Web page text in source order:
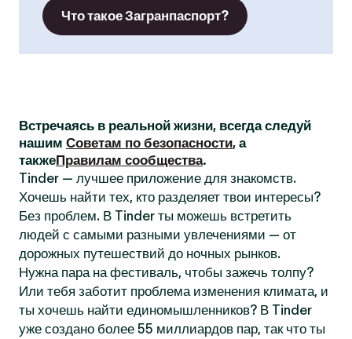
Что такое Загранпаспорт?
Встречаясь в реальной жизни, всегда следуй
нашим Советам по безопасности, а
такжеПравилам сообщества.
Tinder — лучшее приложение для знакомств.
Хочешь найти тех, кто разделяет твои интересы?
Без проблем. В Tinder ты можешь встретить
людей с самыми разными увлечениями — от
дорожных путешествий до ночных рынков.
Нужна пара на фестиваль, чтобы зажечь толпу?
Или тебя заботит проблема изменения климата, и
ты хочешь найти единомышленников? В Tinder
уже создано более 55 миллиардов пар, так что ты